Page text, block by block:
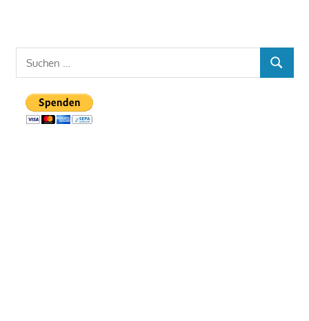
SUCHEN